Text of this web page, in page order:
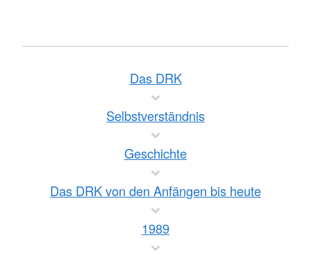
Das DRK
Selbstverständnis
Geschichte
Das DRK von den Anfängen bis heute
1989